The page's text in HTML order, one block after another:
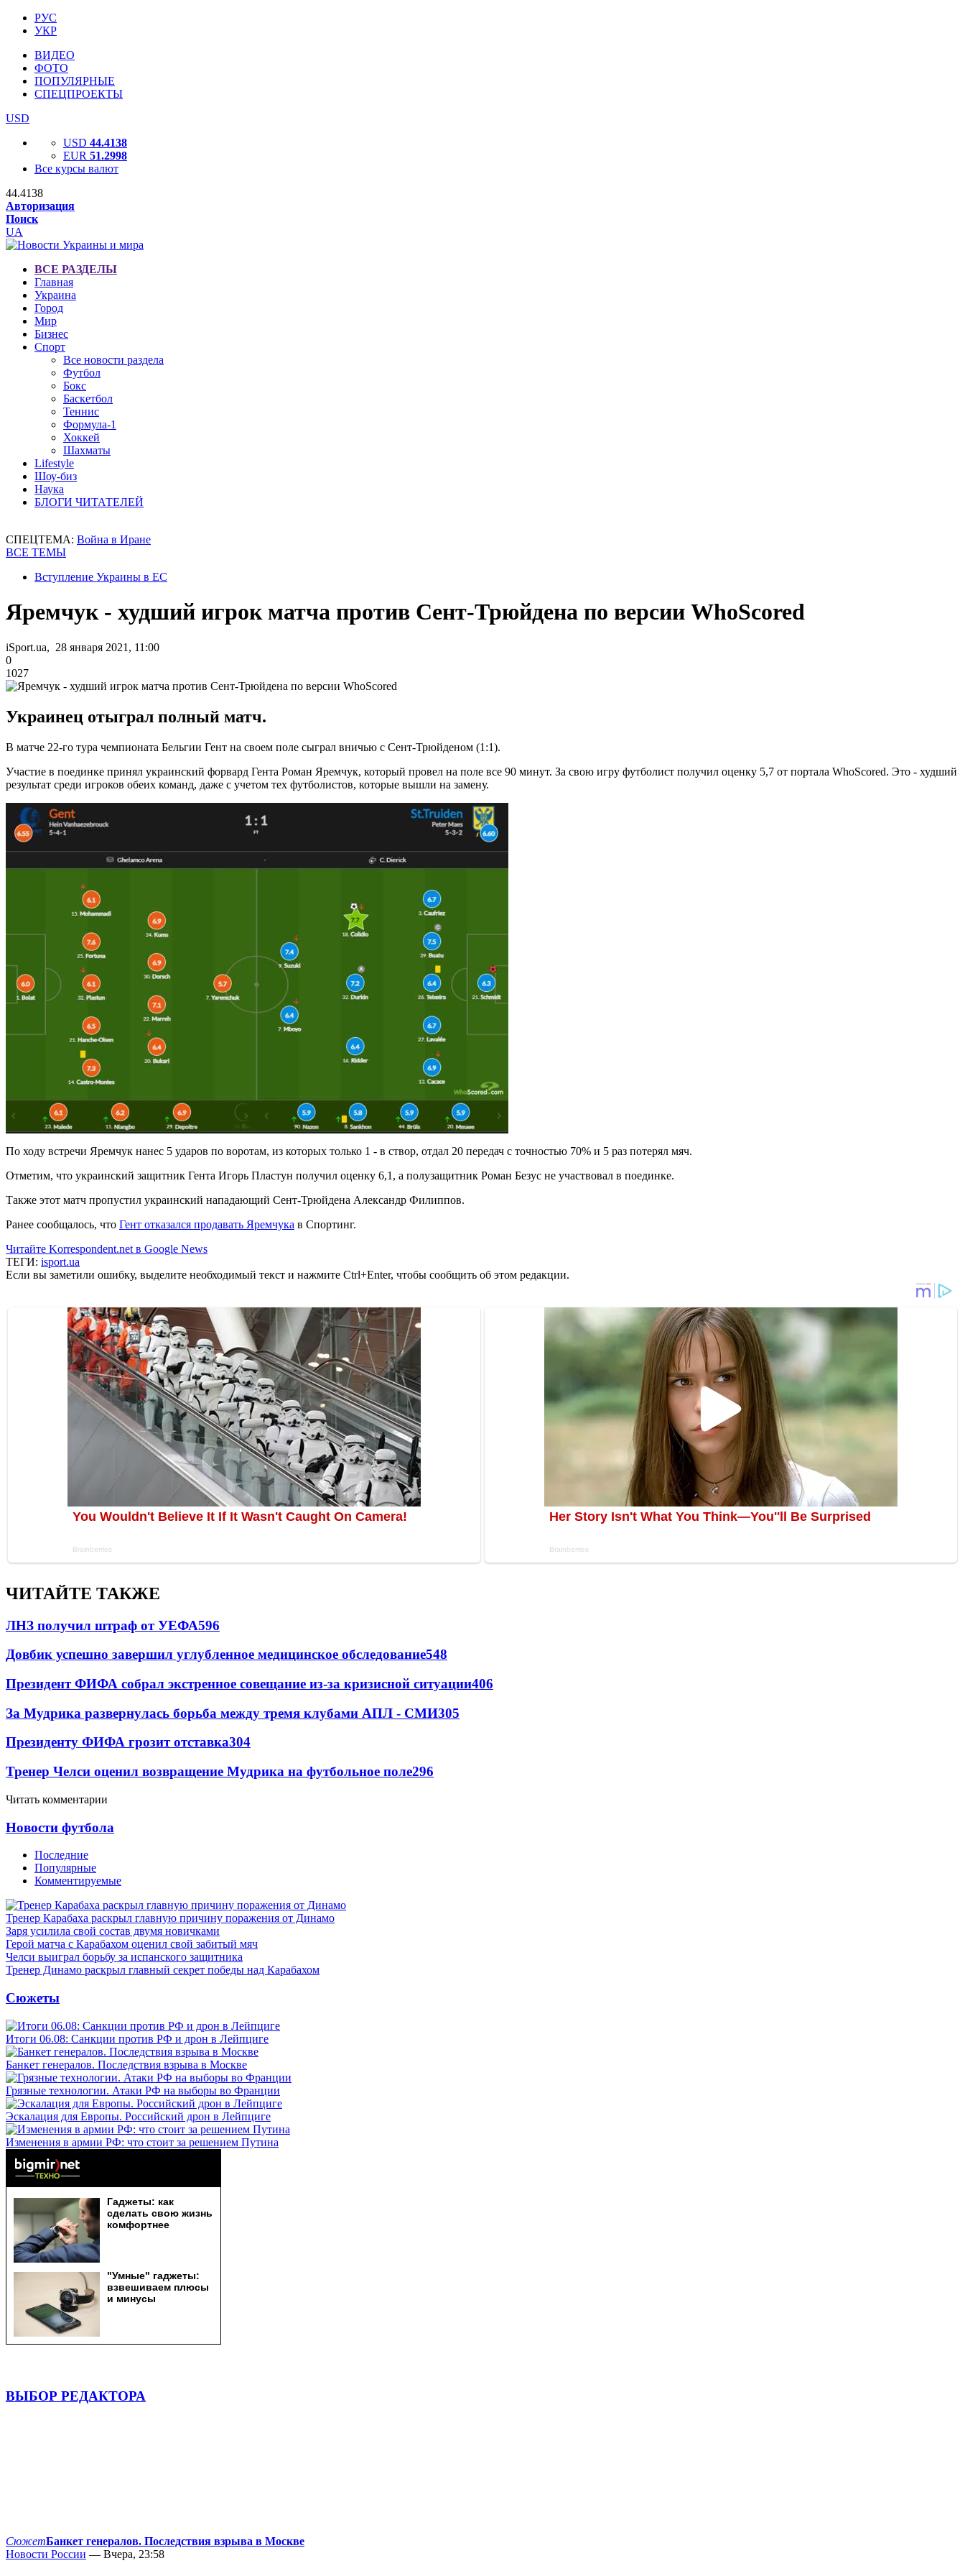
РУС
УКР
ВИДЕО
ФОТО
ПОПУЛЯРНЫЕ
СПЕЦПРОЕКТЫ
USD
USD 44.4138
EUR 51.2998
Все курсы валют
44.4138
Авторизация
Поиск
UA
ВСЕ РАЗДЕЛЫ
Главная
Украина
Город
Мир
Бизнес
Спорт
Все новости раздела
Футбол
Бокс
Баскетбол
Теннис
Формула-1
Хоккей
Шахматы
Lifestyle
Шоу-биз
Наука
БЛОГИ ЧИТАТЕЛЕЙ
СПЕЦТЕМА: Война в Иране
ВСЕ ТЕМЫ
Вступление Украины в ЕС
Яремчук - худший игрок матча против Сент-Трюйдена по версии WhoScored
iSport.ua, 28 января 2021, 11:00
0
1027
Украинец отыграл полный матч.
В матче 22-го тура чемпионата Бельгии Гент на своем поле сыграл вничью с Сент-Трюйденом (1:1).
Участие в поединке принял украинский форвард Гента Роман Яремчук, который провел на поле все 90 минут. За свою игру футболист получил оценку 5,7 от портала WhoScored. Это - худший
результат среди игроков обеих команд, даже с учетом тех футболистов, которые вышли на замену.
По ходу встречи Яремчук нанес 5 ударов по воротам, из которых только 1 - в створ, отдал 20 передач с точностью 70% и 5 раз потерял мяч.
Отметим, что украинский защитник Гента Игорь Пластун получил оценку 6,1, а полузащитник Роман Безус не участвовал в поединке.
Также этот матч пропустил украинский нападающий Сент-Трюйдена Александр Филиппов.
Ранее сообщалось, что Гент отказался продавать Яремчука в Спортинг.
Читайте Korrespondent.net в Google News
ТЕГИ: isport.ua
Если вы заметили ошибку, выделите необходимый текст и нажмите Ctrl+Enter, чтобы сообщить об этом редакции.
ЧИТАЙТЕ ТАКЖЕ
ЛНЗ получил штраф от УЕФА596
Довбик успешно завершил углубленное медицинское обследование548
Президент ФИФА собрал экстренное совещание из-за кризисной ситуации406
За Мудрика развернулась борьба между тремя клубами АПЛ - СМИ305
Президенту ФИФА грозит отставка304
Тренер Челси оценил возвращение Мудрика на футбольное поле296
Читать комментарии
Новости футбола
Последние
Популярные
Комментируемые
Тренер Карабаха раскрыл главную причину поражения от Динамо
Заря усилила свой состав двумя новичками
Герой матча с Карабахом оценил свой забитый мяч
Челси выиграл борьбу за испанского защитника
Тренер Динамо раскрыл главный секрет победы над Карабахом
Сюжеты
Итоги 06.08: Санкции против РФ и дрон в Лейпциге
Банкет генералов. Последствия взрыва в Москве
Грязные технологии. Атаки РФ на выборы во Франции
Эскалация для Европы. Российский дрон в Лейпциге
Изменения в армии РФ: что стоит за решением Путина
ВЫБОР РЕДАКТОРА
СюжетБанкет генералов. Последствия взрыва в Москве
Новости России — Вчера, 23:58